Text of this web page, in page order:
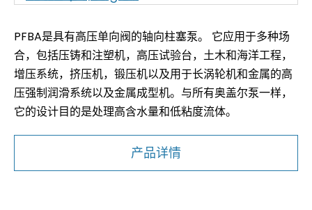
PFBA是具有高压单向阀的轴向柱塞泵。 它应用于多种场
合，包括压铸和注塑机，高压试验台，土木和海洋工程，
增压系统，挤压机，锻压机以及用于长涡轮机和金属的高
压强制润滑系统以及金属成型机。与所有奥盖尔泵一样，
它的设计目的是处理高含水量和低粘度流体。
产品详情